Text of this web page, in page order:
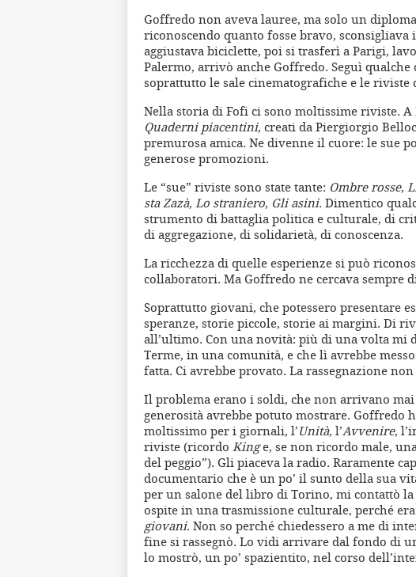
Goffredo non aveva lauree, ma solo un
riconoscendo quanto fosse bravo,
aggiustava biciclette, poi si trasferì a Parigi,
Palermo, arrivò anche Goffredo. Seguì
soprattutto le sale cinematografiche e le riviste
Nella storia di Fofi ci sono moltissime riviste. A
Quaderni piacentini, creati da Piergiorgio
premurosa amica. Ne divenne il cuore: le sue
generose promozioni.
Le “sue” riviste sono state tante: Ombre rosse,
sta Zazà, Lo straniero, Gli asini. Dimentico
strumento di battaglia politica e culturale, di
di aggregazione, di solidarietà, di conoscenza.
La ricchezza di quelle esperienze si può
collaboratori. Ma Goffredo ne cercava sempre
Soprattutto giovani, che potessero presentare
speranze, storie piccole, storie ai margini. Di
all’ultimo. Con una novità: più di una volta mi
Terme, in una comunità, e che lì avrebbe
fatta. Ci avrebbe provato. La rassegnazione
Il problema erano i soldi, che non arrivano
generosità avrebbe potuto mostrare. Goffredo
moltissimo per i giornali, l’Unità, l’Avvenire,
riviste (ricordo Kinge, se non ricordo male,
del peggio”). Gli piaceva la radio. Raramente
documentario che è un po’ il sunto della sua
per un salone del libro di Torino, mi contattò
ospite in una trasmissione culturale, perché
giovani. Non so perché chiedessero a me di
fine si rassegnò. Lo vidi arrivare dal fondo di
lo mostrò, un po’ spazientito, nel corso